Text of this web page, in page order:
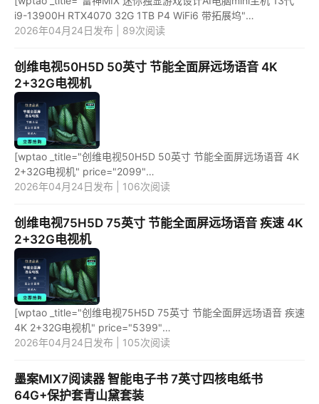
i9-13900H RTX4070 32G 1TB P4 WiFi6 带拓展坞"
price="8999" url="https://item.jd.com/100067326061.html"
2026年04月24日发布 | 89次阅读
创维电视50H5D 50英寸 节能全面屏远场语音 4K
2+32G电视机
[wptao _title="创维电视50H5D 50英寸 节能全面屏远场语音 4K
2+32G电视机" price="2099"
url="https://item.jd.com/100061642735.html"
2026年04月24日发布 | 106次阅读
创维电视75H5D 75英寸 节能全面屏远场语音 疾速 4K
2+32G电视机
[wptao _title="创维电视75H5D 75英寸 节能全面屏远场语音 疾速
4K 2+32G电视机" price="5399"
url="https://item.jd.com/100045237792.html"
2026年04月24日发布 | 105次阅读
墨案MIX7阅读器 智能电子书 7英寸四核电纸书
64G+保护套青山黛套装